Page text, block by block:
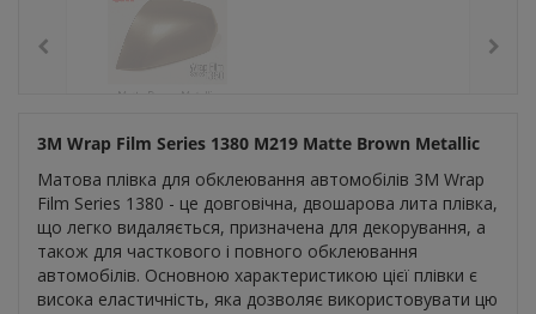
3M Wrap Film Series 1380 M219 Matte Brown Metallic
Матова плівка для обклеювання автомобілів 3M Wrap
Film Series 1380 - це довговічна, двошарова лита плівка,
що легко видаляється, призначена для декорування, а
також для часткового і повного обклеювання
автомобілів. Основною характеристикою цієї плівки є
висока еластичність, яка дозволяє використовувати цю